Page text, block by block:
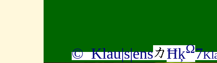
© Klau|s|ens ĦķΩ7